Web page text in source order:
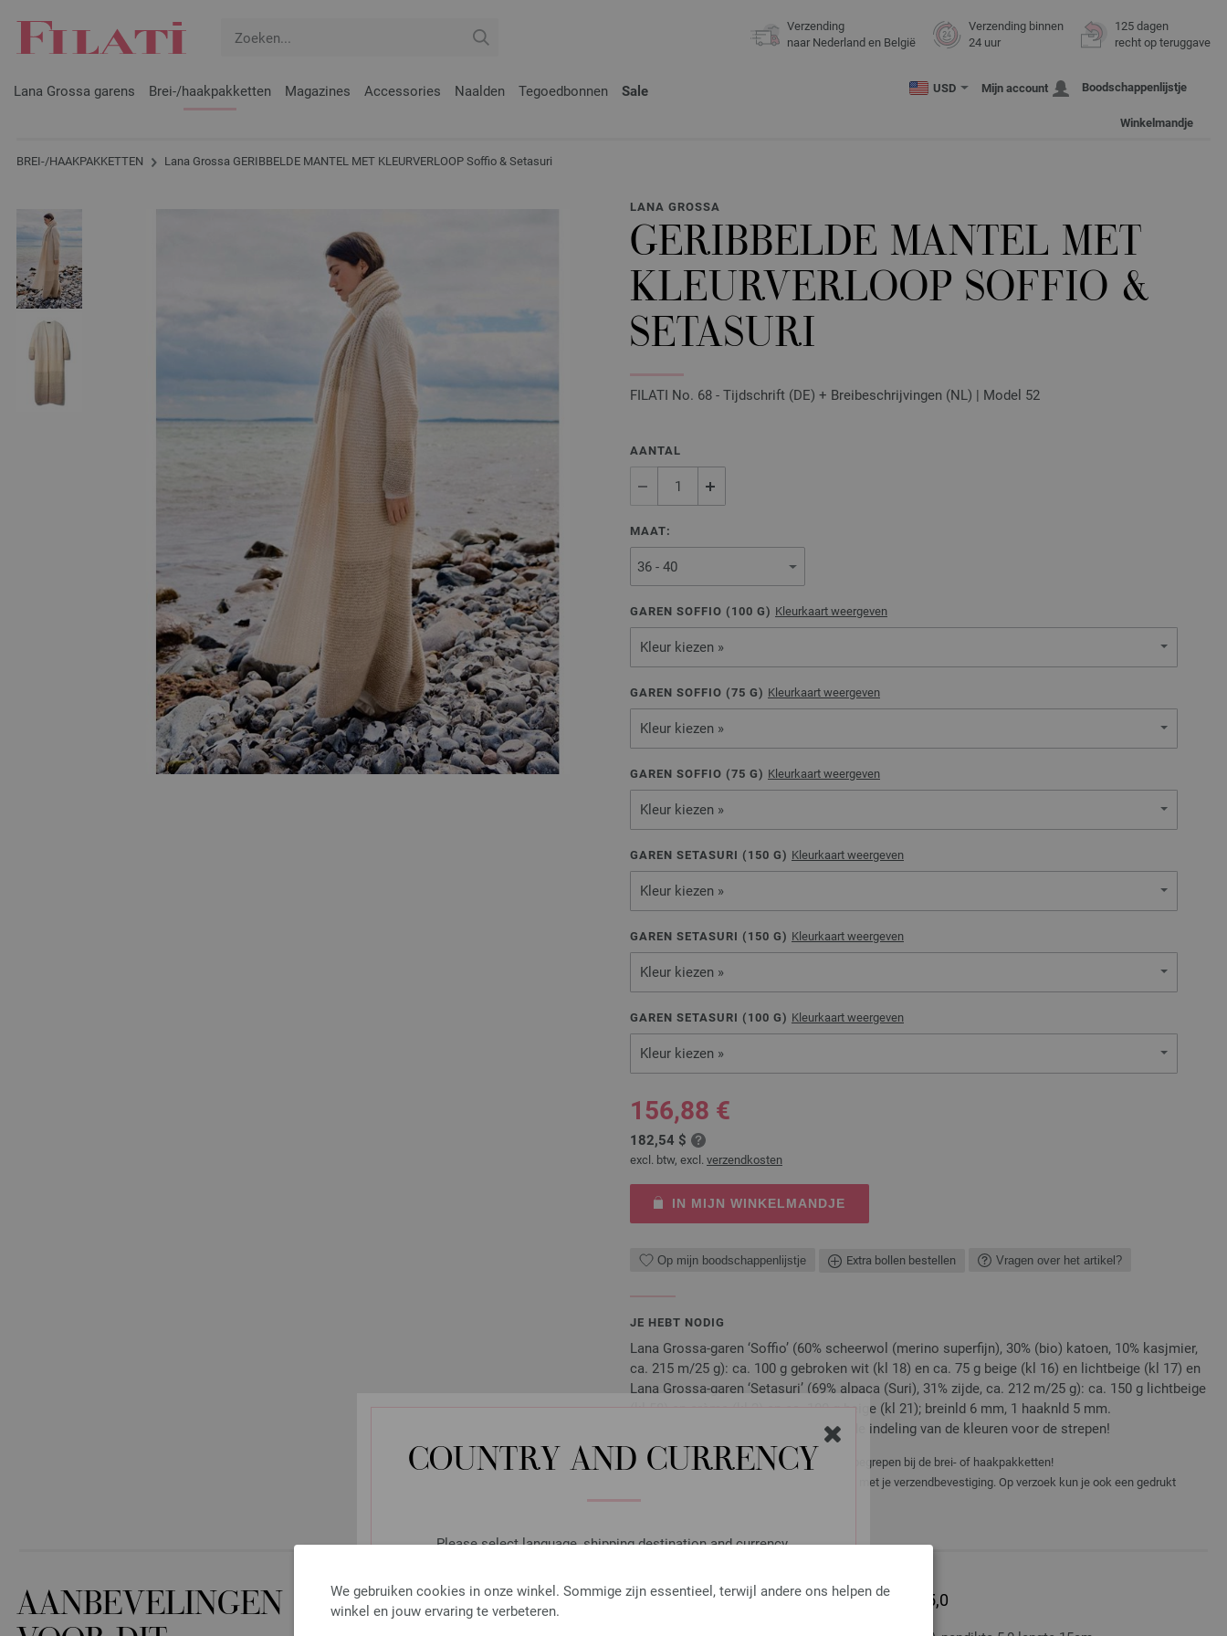
COUNTRY AND CURRENCY
Please select language, shipping destination and currency.
We gebruiken cookies in onze winkel. Sommige zijn essentieel, terwijl andere ons helpen de
winkel en jouw ervaring te verbeteren.
Verzending
naar Nederland en België
Verzending binnen
24 uur
125 dagen
recht op teruggave
Lana Grossa garens Brei-/haakpakketten Magazines Accessories Naalden Tegoedbonnen Sale USD Mijn account Boodschappenlijstje
Winkelmandje
BREI-/HAAKPAKKETTEN Lana Grossa GERIBBELDE MANTEL MET KLEURVERLOOP Soffio & Setasuri
LANA GROSSA
GERIBBELDE MANTEL MET
KLEURVERLOOP SOFFIO &
SETASURI
FILATI No. 68 - Tijdschrift (DE) + Breibeschrijvingen (NL) | Model 52
AANTAL
MAAT:
GAREN SOFFIO ( 100 G) Kleurkaart weergeven
Kleur kiezen »
GAREN SOFFIO (75 G) Kleurkaart weergeven
Kleur kiezen »
GAREN SOFFIO (75 G) Kleurkaart weergeven
Kleur kiezen »
GAREN SETASURI ( 150 G) Kleurkaart weergeven
Kleur kiezen »
GAREN SETASURI ( 150 G) Kleurkaart weergeven
Kleur kiezen »
GAREN SETASURI ( 100 G) Kleurkaart weergeven
Kleur kiezen »
156,88 €
182,54 $
excl. btw, excl. verzendkosten
IN MIJN WINKELMANDJE
Op mijn boodschappenlijstje Extra bollen bestellen Vragen over het artikel?
JE HEBT NODIG
Lana Grossa-garen ‘Soffio’ (60% scheerwol (merino superfijn), 30% (bio) katoen, 10% kasjmier,
ca. 215 m/25 g): ca. 100 g gebroken wit (kl 18) en ca. 75 g beige (kl 16) en lichtbeige (kl 17) en
Lana Grossa-garen ‘Setasuri’ (69% alpaca (Suri), 31% zijde, ca. 212 m/25 g): ca. 150 g lichtbeige
(kl 58) en crème (kl 2) en ca. 100 g beige (kl 21); breinld 6 mm, 1 haaknld 5 mm.
Tip: met drie draden breien: volgens de indeling van de kleuren voor de strepen!
Naalden, knopen en accessoires zijn niet inbegrepen bij de brei- of haakpakketten!
Je ontvangt het breipatroon gratis per e-mail met je verzendbevestiging. Op verzoek kun je ook een gedrukt
exemplaar ontvangen.
AANBEVELINGEN
Haaknaald met Softgrip/Alumnium dikte 5,0